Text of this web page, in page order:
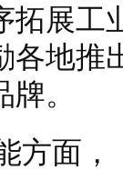
拓展工
各地推
。
方面